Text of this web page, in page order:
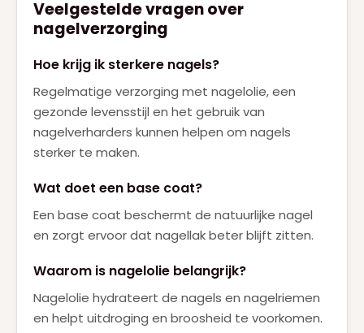
Veelgestelde vragen over
nagelverzorging
Hoe krijg ik sterkere nagels?
Regelmatige verzorging met nagelolie, een
gezonde levensstijl en het gebruik van
nagelverharders kunnen helpen om nagels
sterker te maken.
Wat doet een base coat?
Een base coat beschermt de natuurlijke nagel
en zorgt ervoor dat nagellak beter blijft zitten.
Waarom is nagelolie belangrijk?
Nagelolie hydrateert de nagels en nagelriemen
en helpt uitdroging en broosheid te voorkomen.